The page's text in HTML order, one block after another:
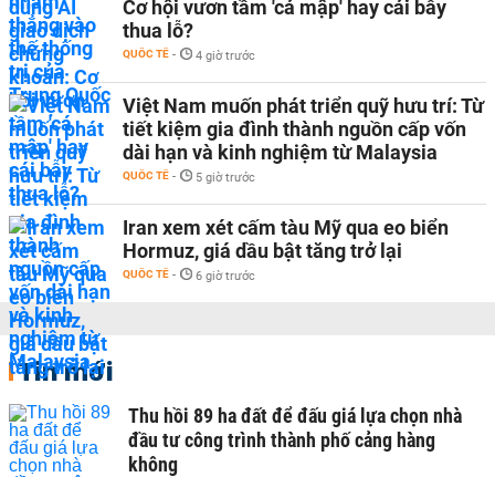
Cơ hội vươn tầm 'cá mập' hay cái bẫy
thua lỗ?
QUỐC TẾ - 4 giờ trước
Việt Nam muốn phát triển quỹ hưu trí: Từ
tiết kiệm gia đình thành nguồn cấp vốn
dài hạn và kinh nghiệm từ Malaysia
QUỐC TẾ - 5 giờ trước
Iran xem xét cấm tàu Mỹ qua eo biển
Hormuz, giá dầu bật tăng trở lại
QUỐC TẾ - 6 giờ trước
Tin mới
Thu hồi 89 ha đất để đấu giá lựa chọn nhà
đầu tư công trình thành phố cảng hàng
không